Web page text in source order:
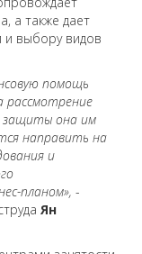
а также дает
и выбору видов
помощь
рассмотрение
защиты она им
направить на
и
планом», -
Ян